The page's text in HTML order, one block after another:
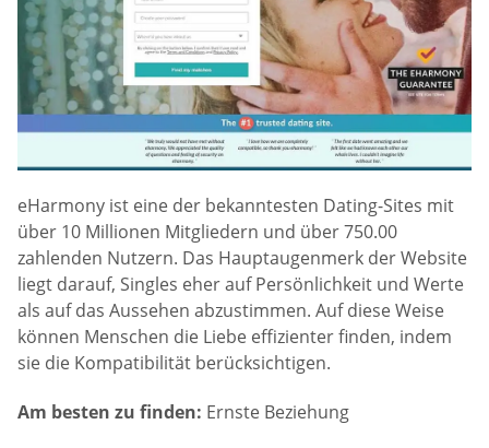
eHarmony ist eine der bekanntesten Dating-Sites mit
über 10 Millionen Mitgliedern und über 750.00
zahlenden Nutzern. Das Hauptaugenmerk der Website
liegt darauf, Singles eher auf Persönlichkeit und Werte
als auf das Aussehen abzustimmen. Auf diese Weise
können Menschen die Liebe effizienter finden, indem
sie die Kompatibilität berücksichtigen.
Am besten zu finden: Ernste Beziehung